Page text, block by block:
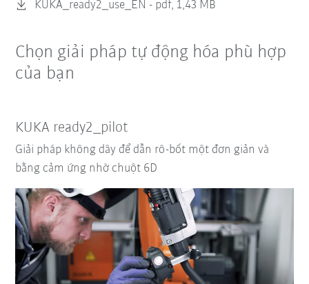
KUKA_ready2_use_EN - pdf, 1,43 MB
Chọn giải pháp tự động hóa phù hợp
của bạn
KUKA ready2_pilot
Giải pháp không dây để dẫn rô-bốt một đơn giản và
bằng cảm ứng nhờ chuột 6D